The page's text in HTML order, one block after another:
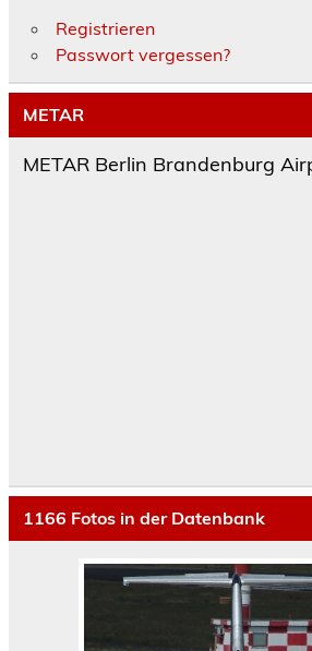
Registrieren
Passwort vergessen?
METAR
METAR Berlin Brandenburg
1166 Fotos in der Datenbank